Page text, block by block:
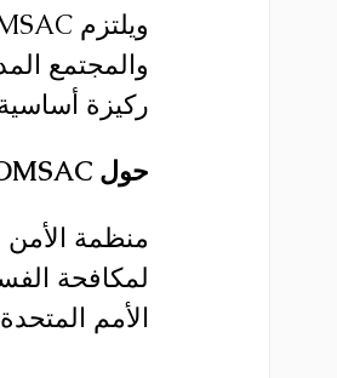
والمجتمع
ركيزة
حول OMSAC
الأمم